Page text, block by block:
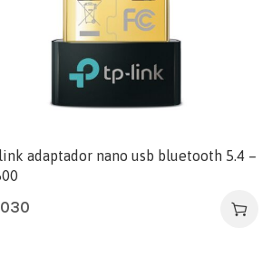
adaptador nano usb bluetooth 5.4 –